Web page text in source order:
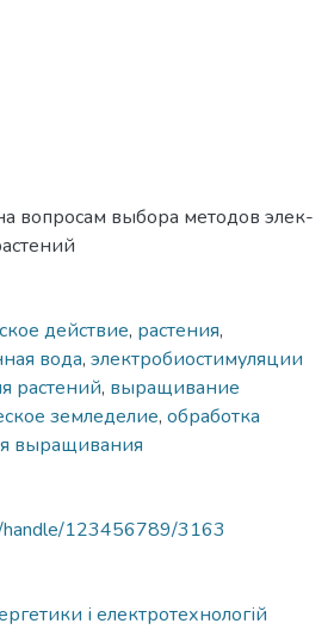
вопросам выбора методов элек-
действие, растения,
вода, электробиостимуляции
растений, выращивание
земледелие, обработка
выращивания
handle/123456789/3163
і електротехнологій